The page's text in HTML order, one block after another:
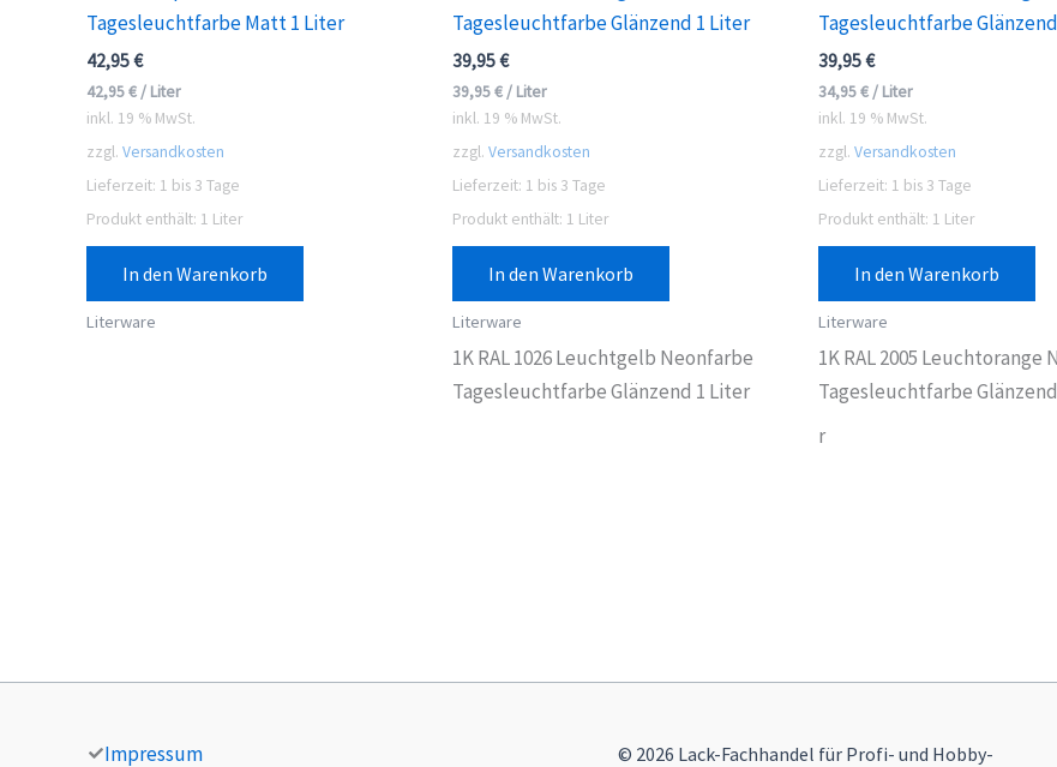
Tagesleuchtfarbe Matt 1 Liter
42,95€
42,95€ / Liter
inkl. 19 % MwSt.
zzgl. Versandkosten
Lieferzeit: 1 bis 3 Tage
Produkt enthält: 1 Liter
In den Warenkorb
Literware
Tagesleuchtfarbe Glänzend 1 Liter
39,95€
39,95€ / Liter
inkl. 19 % MwSt.
zzgl. Versandkosten
Lieferzeit: 1 bis 3 Tage
Produkt enthält: 1 Liter
In den Warenkorb
Literware
1K RAL 1026 Leuchtgelb Neonfarbe
Tagesleuchtfarbe Glänzend 1 Liter
Tagesleuchtfarbe
39,95€
34,95€ / Liter
inkl. 19 % MwSt.
zzgl. Versandkosten
Lieferzeit: 1 bis 3 Tage
Produkt enthält: 1 Liter
In den Warenkorb
Literware
1K RAL 2005 Leuchtorange
Tagesleuchtfarbe
r
Impressum © 2026 Lack-Fachhandel für Profi- und Hobby-